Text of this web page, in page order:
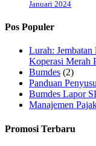
Januari 2024
Pos Populer
Lurah:
Koperasi Merah
Bumdes (2)
Panduan
Bumdes Lapor
Manajemen
Promosi Terbaru